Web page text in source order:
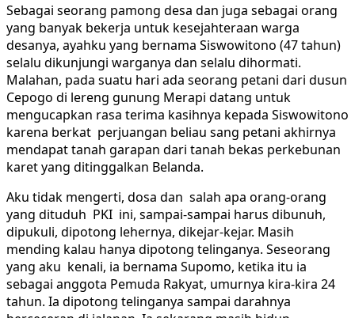
Sebagai seorang pamong desa dan juga sebagai orang
yang banyak bekerja untuk kesejahteraan warga
desanya, ayahku yang bernama Siswowitono (47 tahun)
selalu dikunjungi warganya dan selalu dihormati.
Malahan, pada suatu hari ada seorang petani dari dusun
Cepogo di lereng gunung Merapi datang untuk
mengucapkan rasa terima kasihnya kepada Siswowitono
karena berkat perjuangan beliau sang petani akhirnya
mendapat tanah garapan dari tanah bekas perkebunan
karet yang ditinggalkan Belanda.
Aku tidak mengerti, dosa dan salah apa orang-orang
yang dituduh PKI ini, sampai-sampai harus dibunuh,
dipukuli, dipotong lehernya, dikejar-kejar. Masih
mending kalau hanya dipotong telinganya. Seseorang
yang aku kenali, ia bernama Supomo, ketika itu ia
sebagai anggota Pemuda Rakyat, umurnya kira-kira 24
tahun. Ia dipotong telinganya sampai darahnya